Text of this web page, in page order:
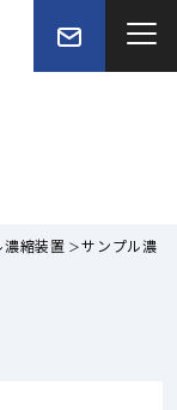
縮装置
サンプル濃